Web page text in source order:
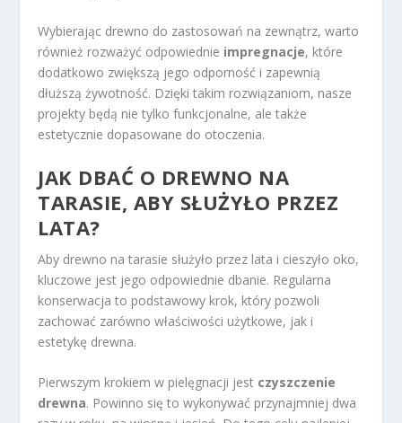
Wybierając drewno do zastosowań na zewnątrz, warto
również rozważyć odpowiednie impregnacje, które
dodatkowo zwiększą jego odporność i zapewnią
dłuższą żywotność. Dzięki takim rozwiązaniom, nasze
projekty będą nie tylko funkcjonalne, ale także
estetycznie dopasowane do otoczenia.
JAK DBAĆ O DREWNO NA
TARASIE, ABY SŁUŻYŁO PRZEZ
LATA?
Aby drewno na tarasie służyło przez lata i cieszyło oko,
kluczowe jest jego odpowiednie dbanie. Regularna
konserwacja to podstawowy krok, który pozwoli
zachować zarówno właściwości użytkowe, jak i
estetykę drewna.
Pierwszym krokiem w pielęgnacji jest czyszczenie
drewna. Powinno się to wykonywać przynajmniej dwa